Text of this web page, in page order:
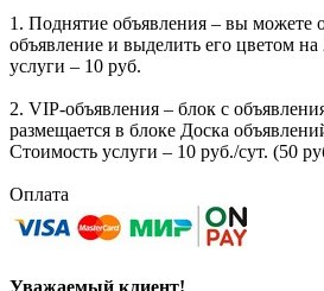
1. Поднятие объявления – вы можете
объявление и выделить его цветом
услуги – 10 руб.
2. VIP-объявления – блок с
размещается в блоке Доска
Стоимость услуги – 10 руб./сут. (50
Оплата
Уважаемый клиент!